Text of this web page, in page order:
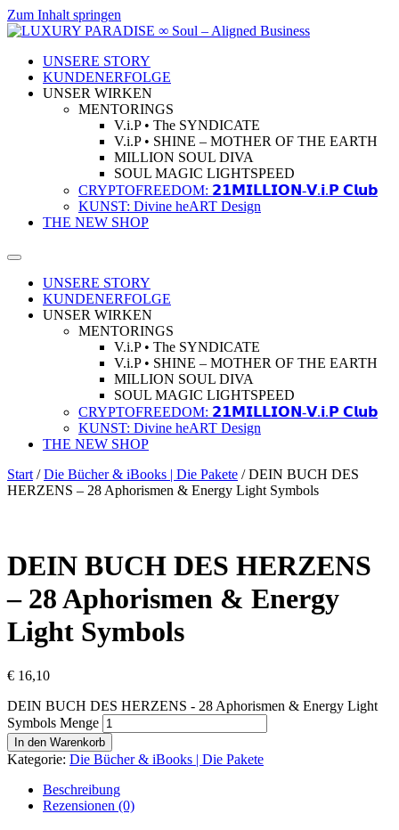
Zum Inhalt springen
UNSERE STORY
KUNDENERFOLGE
UNSER WIRKEN
MENTORINGS
V.i.P • The SYNDICATE
V.i.P • SHINE – MOTHER OF THE EARTH
MILLION SOUL DIVA
SOUL MAGIC LIGHTSPEED
CRYPTOFREEDOM: 𝟮𝟭𝗠𝗜𝗟𝗟𝗜𝗢𝗡-𝗩.𝗶.𝗣 𝗖𝗹𝘂𝗯
KUNST: Divine heART Design
THE NEW SHOP
UNSERE STORY
KUNDENERFOLGE
UNSER WIRKEN
MENTORINGS
V.i.P • The SYNDICATE
V.i.P • SHINE – MOTHER OF THE EARTH
MILLION SOUL DIVA
SOUL MAGIC LIGHTSPEED
CRYPTOFREEDOM: 𝟮𝟭𝗠𝗜𝗟𝗟𝗜𝗢𝗡-𝗩.𝗶.𝗣 𝗖𝗹𝘂𝗯
KUNST: Divine heART Design
THE NEW SHOP
Start /Die Bücher & iBooks | Die Pakete / DEIN BUCH DES
HERZENS – 28 Aphorismen & Energy Light Symbols
DEIN BUCH DES HERZENS
– 28 Aphorismen & Energy
Light Symbols
€ 16,10
DEIN BUCH DES HERZENS - 28 Aphorismen & Energy Light
Symbols Menge
In den Warenkorb
Kategorie: Die Bücher & iBooks | Die Pakete
Beschreibung
Rezensionen (0)